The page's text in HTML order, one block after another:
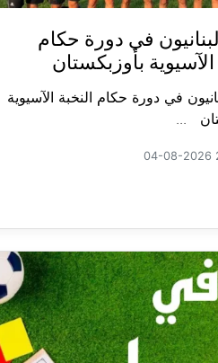
في دورة حكام
الآسيوية بأوزبكستان
في دورة حكام النخبة الآسيوية
...
04-08-2026